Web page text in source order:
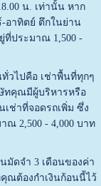
น. เท่านั้น หาก
อาทิตย์ ตึกในย่าน
ที่ประมาณ 1,500 -
วไปคือ เช่าพื้นที่ทุกๆ
ทคุณมีผู้บริหารหรือ
ช่าที่จอดรถเพิ่ม ซึ่ง
ณ 2,500 - 4,000 บาท
มัดจำ 3 เดือนของค่า
ณต้องกำเงินก้อนนี้ไว้